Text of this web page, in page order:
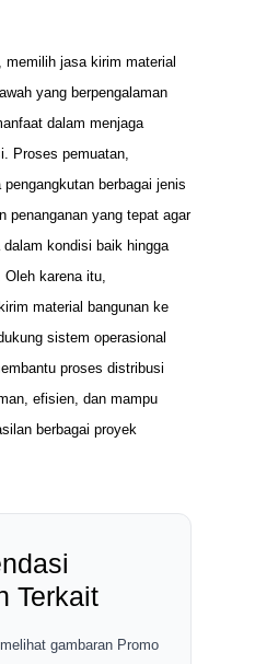
jasa kirim material
yang berpengalaman
dalam menjaga
Proses pemuatan,
berbagai jenis
penanganan yang tepat agar
dalam kondisi baik hingga
karena itu,
material bangunan ke
sistem operasional
proses distribusi
efisien, dan mampu
berbagai proyek
Terkait
gambaran Promo